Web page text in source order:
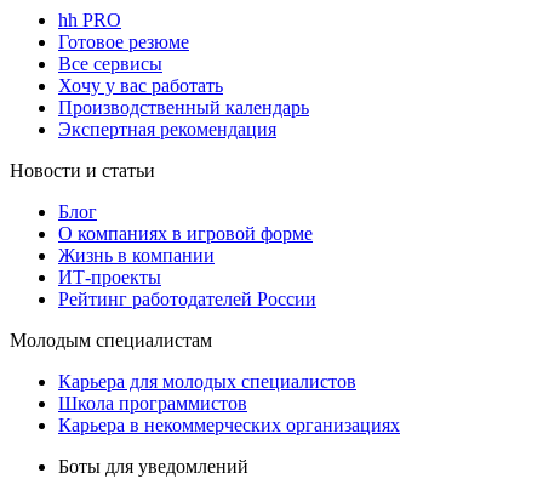
hh PRO
Готовое резюме
Все сервисы
Хочу у вас работать
Производственный календарь
Экспертная рекомендация
Новости и статьи
Блог
О компаниях в игровой форме
Жизнь в компании
ИТ-проекты
Рейтинг работодателей России
Молодым специалистам
Карьера для молодых специалистов
Школа программистов
Карьера в некоммерческих организациях
Боты для уведомлений